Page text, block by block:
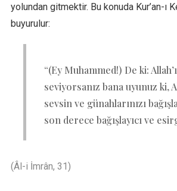
yolundan gitmektir. Bu konuda Kur’an-ı
buyurulur:
“(Ey Muhammed!) De ki: Allah’ı
seviyorsanız bana uyunuz ki,
sevsin ve günahlarınızı
son derece bağışlayıcı ve
(Âl-i İmrân, 31)